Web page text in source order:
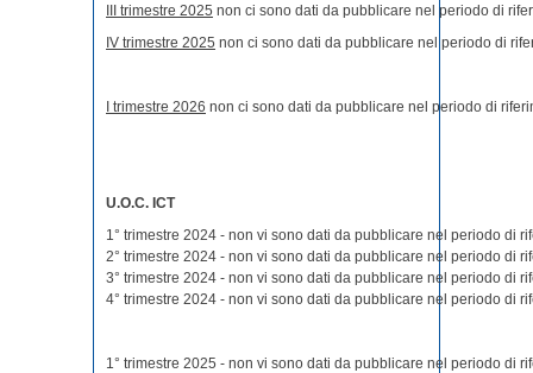
III trimestre 2025 non ci sono dati da pubblicare nel periodo di
IV trimestre 2025 non ci sono dati da pubblicare nel periodo di
I trimestre 2026 non ci sono dati da pubblicare nel periodo di
U.O.C. ICT
1° trimestre 2024 - non vi sono dati da pubblicare nel periodo di
2° trimestre 2024 - non vi sono dati da pubblicare nel periodo di
3° trimestre 2024 - non vi sono dati da pubblicare nel periodo di
4° trimestre 2024 - non vi sono dati da pubblicare nel periodo di
1° trimestre 2025 - non vi sono dati da pubblicare nel periodo di